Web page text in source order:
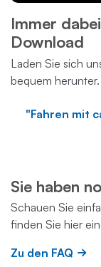
Immer
Download
Laden Sie sich
bequem herunter.
"Fahren mit
Sie haben
Schauen Sie
finden Sie hier
Zu den FAQ